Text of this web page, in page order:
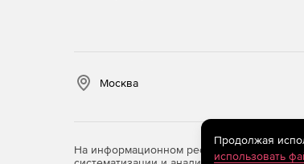
Москва
На информационном ресурсе
Продолжая
использовать